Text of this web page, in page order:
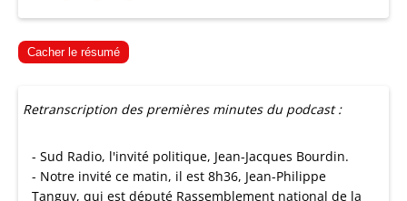
Cacher le résumé
Retranscription des premières minutes du podcast :
- Sud Radio, l'invité politique, Jean-Jacques Bourdin.
- Notre invité ce matin, il est 8h36, Jean-Philippe
Tanguy, qui est député Rassemblement national de la